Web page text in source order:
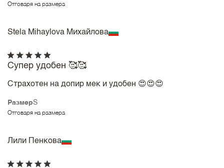
Отговаря на размера
Stela Mihaylova Михайлова
РазмерS
Отговаря на размера
Супер удобен 🥰🥰
Страхотен на допир мек и удобен 😍😍😍
Лили Пенкова